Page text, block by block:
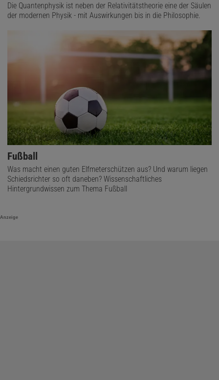
Die Quantenphysik ist neben der Relativitätstheorie eine der Säulen
der modernen Physik - mit Auswirkungen bis in die Philosophie.
Fußball
Was macht einen guten Elfmeterschützen aus? Und warum liegen
Schiedsrichter so oft daneben? Wissenschaftliches
Hintergrundwissen zum Thema Fußball
Anzeige